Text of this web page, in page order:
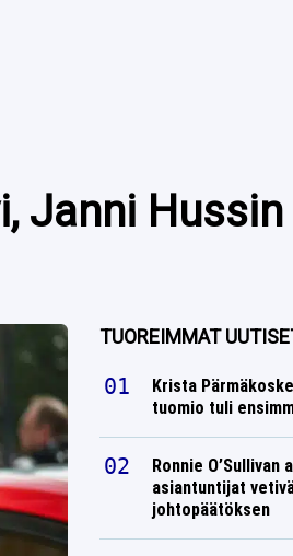
Janni
TUOREIMMAT
Krista
tuomio tuli
Ronnie
asiantuntijat
johtopäätöksen